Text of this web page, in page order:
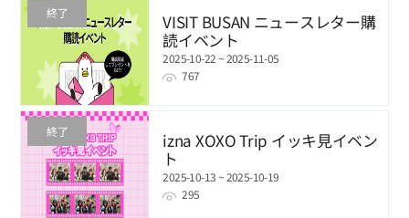
終了
VISIT BUSAN ニュースレター購
読イベント
2025-10-22 ~ 2025-11-05
767
終了
izna XOXO Trip イッキ見イベン
ト
2025-10-13 ~ 2025-10-19
295